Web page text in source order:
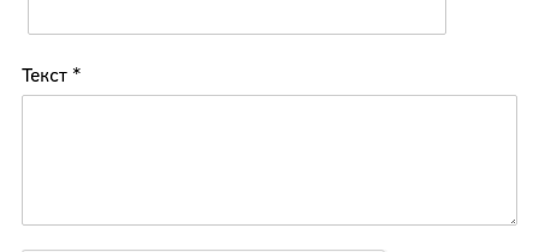
Текст *